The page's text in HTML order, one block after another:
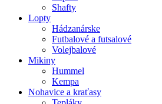
Shafty
Lopty
Hádzanárske
Futbalové a futsalové
Volejbalové
Mikiny
Hummel
Kempa
Nohavice a kraťasy